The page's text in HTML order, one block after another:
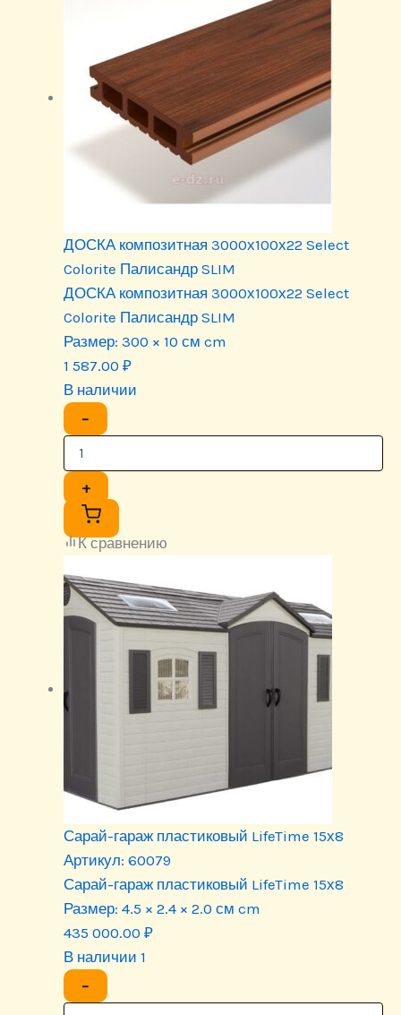
ДОСКА композитная 3000х100х22 Select
Colorite Палисандр SLIM
ДОСКА композитная 3000х100х22 Select
Colorite Палисандр SLIM
Размер: 300 × 10 см cm
1 587.00 ₽
В наличии
−
+
К сравнению
Сарай-гараж пластиковый LifeTime 15х8
Артикул: 60079
Сарай-гараж пластиковый LifeTime 15х8
Размер: 4.5 × 2.4 × 2.0 см cm
435 000.00 ₽
В наличии 1
−